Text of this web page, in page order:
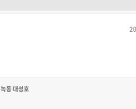
녹동 대성호